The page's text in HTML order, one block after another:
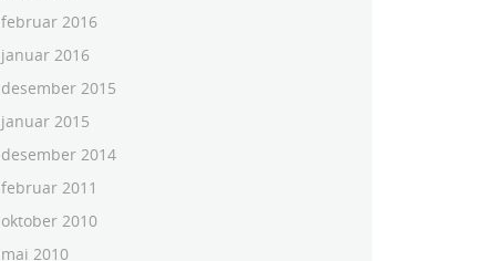
februar 2016
januar 2016
desember 2015
januar 2015
desember 2014
februar 2011
oktober 2010
mai 2010